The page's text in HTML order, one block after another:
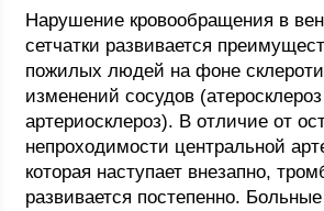
Нарушение кровообращения в
сетчатки развивается
пожилых людей на фоне
изменений сосудов
артериосклероз). В отличие от
непроходимости центральной
которая наступает внезапно,
развивается постепенно.